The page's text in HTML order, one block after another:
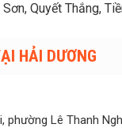
Quyết Thắng,
HẢI DƯƠNG
phường Lê Thanh